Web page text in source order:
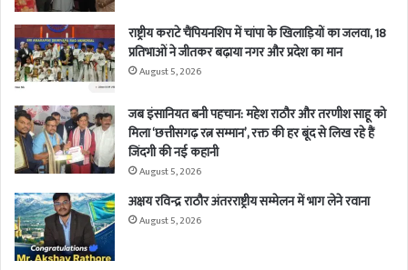
राष्ट्रीय कराटे चैंपियनशिप में चांपा के खिलाड़ियों का जलवा, 18
प्रतिभाओं ने जीतकर बढ़ाया नगर और प्रदेश का मान
August 5, 2026
जब इंसानियत बनी पहचान: महेश राठौर और तरणीश साहू को
मिला ‘छत्तीसगढ़ रत्न सम्मान’, रक्त की हर बूंद से लिख रहे हैं
जिंदगी की नई कहानी
August 5, 2026
अक्षय रविन्द्र राठौर अंतरराष्ट्रीय सम्मेलन में भाग लेने रवाना
August 5, 2026